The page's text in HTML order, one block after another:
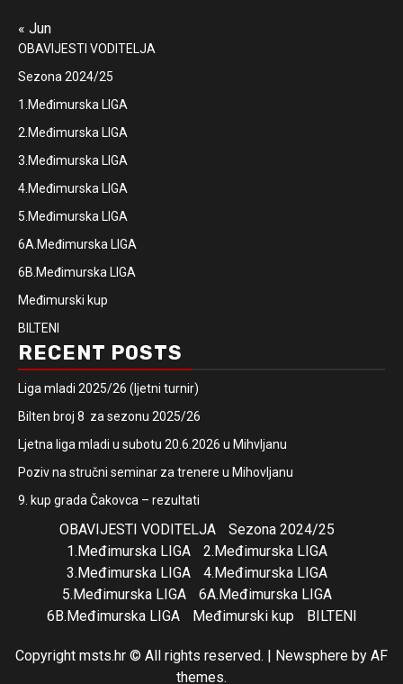
« Jun
OBAVIJESTI VODITELJA
Sezona 2024/25
1.Međimurska LIGA
2.Međimurska LIGA
3.Međimurska LIGA
4.Međimurska LIGA
5.Međimurska LIGA
6A.Međimurska LIGA
6B.Međimurska LIGA
Međimurski kup
BILTENI
RECENT POSTS
Liga mladi 2025/26 (ljetni turnir)
Bilten broj 8 za sezonu 2025/26
Ljetna liga mladi u subotu 20.6.2026 u Mihvljanu
Poziv na stručni seminar za trenere u Mihovljanu
9. kup grada Čakovca – rezultati
OBAVIJESTI VODITELJA
Sezona 2024/25
1.Međimurska LIGA
2.Međimurska LIGA
3.Međimurska LIGA
4.Međimurska LIGA
5.Međimurska LIGA
6A.Međimurska LIGA
6B.Međimurska LIGA
Međimurski kup BILTENI
Copyright msts.hr © All rights reserved. | Newsphere by AF
themes.